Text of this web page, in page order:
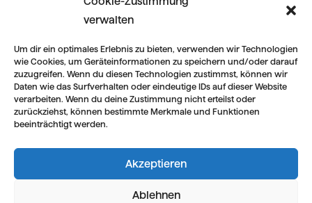
verwalten
Um dir ein optimales Erlebnis zu bieten, verwenden wir Technologien
wie Cookies, um Geräteinformationen zu speichern und/oder darauf
zuzugreifen. Wenn du diesen Technologien zustimmst, können wir
Daten wie das Surfverhalten oder eindeutige IDs auf dieser Website
verarbeiten. Wenn du deine Zustimmung nicht erteilst oder
zurückziehst, können bestimmte Merkmale und Funktionen
beeinträchtigt werden.
Akzeptieren
Ablehnen